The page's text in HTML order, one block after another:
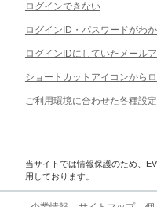
ログインできない
ログインID・パスワードがわ
ログインIDにしていたメール
ショートカットアイコンから
ご利用環境に合わせた各種設
当サイトでは情報保護のため、
用しております。